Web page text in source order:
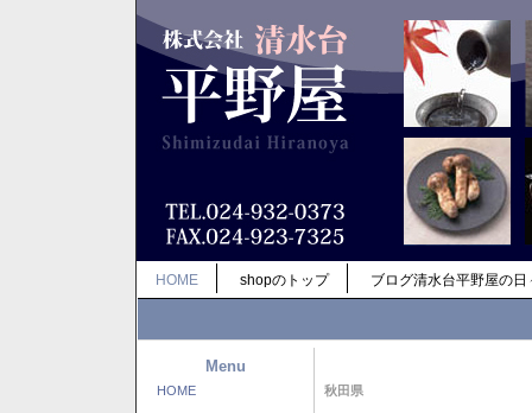
HOME shopのトップ ブログ清水台平野屋の日
Menu
HOME 秋田県